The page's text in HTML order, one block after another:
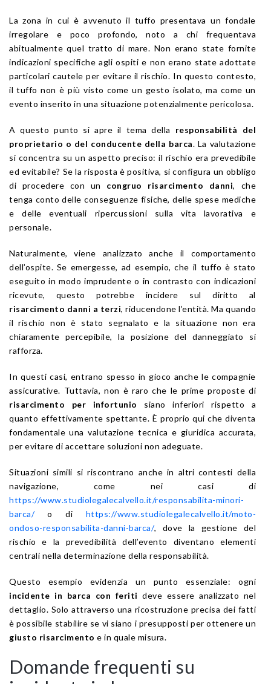
La zona in cui è avvenuto il tuffo presentava un fondale
irregolare e poco profondo, noto a chi frequentava
abitualmente quel tratto di mare. Non erano state fornite
indicazioni specifiche agli ospiti e non erano state adottate
particolari cautele per evitare il rischio. In questo contesto,
il tuffo non è più visto come un gesto isolato, ma come un
evento inserito in una situazione potenzialmente pericolosa.
A questo punto si apre il tema della responsabilità del
proprietario o del conducente della barca. La valutazione
si concentra su un aspetto preciso: il rischio era prevedibile
ed evitabile? Se la risposta è positiva, si configura un obbligo
di procedere con un congruo risarcimento danni, che
tenga conto delle conseguenze fisiche, delle spese mediche
e delle eventuali ripercussioni sulla vita lavorativa e
personale.
Naturalmente, viene analizzato anche il comportamento
dell’ospite. Se emergesse, ad esempio, che il tuffo è stato
eseguito in modo imprudente o in contrasto con indicazioni
ricevute, questo potrebbe incidere sul diritto al
risarcimento danni a terzi, riducendone l’entità. Ma quando
il rischio non è stato segnalato e la situazione non era
chiaramente percepibile, la posizione del danneggiato si
rafforza.
In questi casi, entrano spesso in gioco anche le compagnie
assicurative. Tuttavia, non è raro che le prime proposte di
risarcimento per infortunio siano inferiori rispetto a
quanto effettivamente spettante. È proprio qui che diventa
fondamentale una valutazione tecnica e giuridica accurata,
per evitare di accettare soluzioni non adeguate.
Situazioni simili si riscontrano anche in altri contesti della
navigazione, come nei casi di
https://www.studiolegalecalvello.it/responsabilita-minori-
barca/o di https://www.studiolegalecalvello.it/moto-
ondoso-responsabilita-danni-barca/, dove la gestione del
rischio e la prevedibilità dell’evento diventano elementi
centrali nella determinazione della responsabilità.
Questo esempio evidenzia un punto essenziale: ogni
incidente in barca con feriti deve essere analizzato nel
dettaglio. Solo attraverso una ricostruzione precisa dei fatti
è possibile stabilire se vi siano i presupposti per ottenere un
giusto risarcimento e in quale misura.
Domande frequenti su